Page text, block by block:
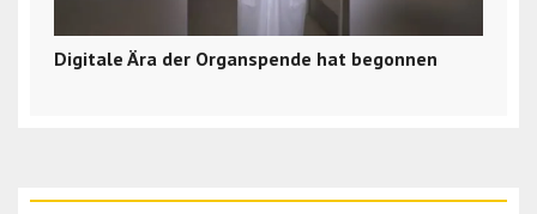
Digitale Ära der Organspende hat begonnen